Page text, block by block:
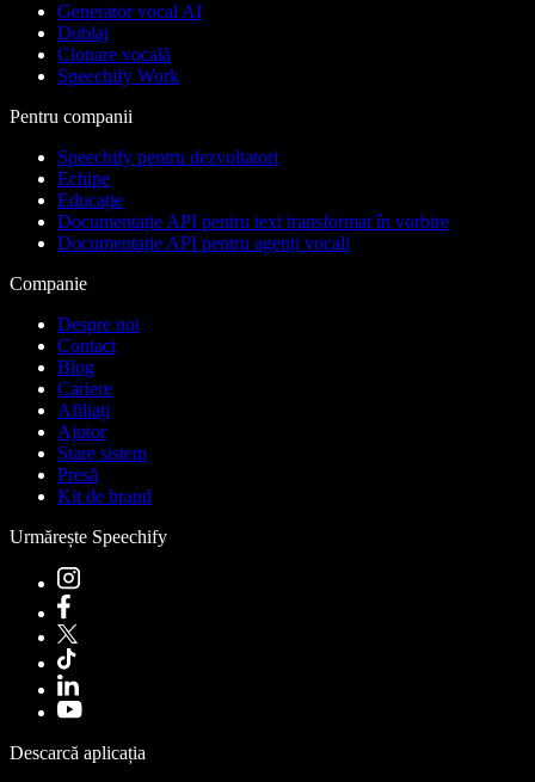
Generator vocal AI
Dublaj
Clonare vocală
Speechify Work
Pentru companii
Speechify pentru dezvoltatori
Echipe
Educație
Documentație API pentru text transformat în vorbire
Documentație API pentru agenți vocali
Companie
Despre noi
Contact
Blog
Cariere
Afiliați
Ajutor
Stare sistem
Presă
Kit de brand
Urmărește Speechify
Descarcă aplicația